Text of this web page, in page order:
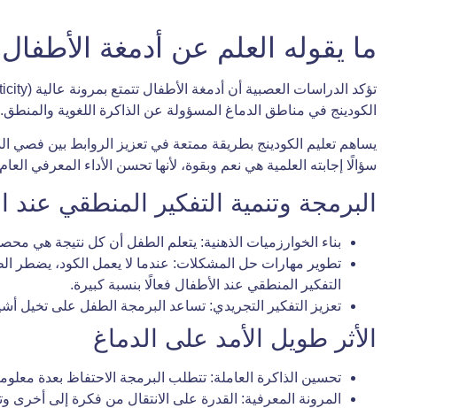
ما يقوله العلم عن أدمغة الأطفال
الكودينج في مناطق الدماغ المسؤولة عن الذاكرة اللغوية والمنطق.
يساهم تعليم الكودينج بطريقة ممتعة في تعزيز الروابط بين فصي
سؤالًا إجابته العلمية هي نعم وبقوة، لأنها تحسن الأداء المعرفي
البرمجة وتنمية التفكير المنطقي عند
بناء الخوارزميات الذهنية: يتعلم الطفل أن كل نتيجة هي
تطوير مهارات حل المشكلات: عندما لا يعمل الكود، يضطر
التفكير المنطقي عند الأطفال فعالًا بنسبة كبيرة.
تعزيز التفكير التجريدي: تساعد البرمجة الطفل على تخيل
الأثر طويل الأمد على الدماغ
تحسين الذاكرة العاملة: تتطلب البرمجة الاحتفاظ بعدة
المرونة المعرفية: القدرة على الانتقال من فكرة إلى